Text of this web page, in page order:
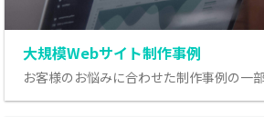
大規模Webサイト制作事例
お客様のお悩みに合わせた制作事例の一